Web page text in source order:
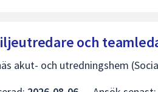
och
akut- och utredningshem